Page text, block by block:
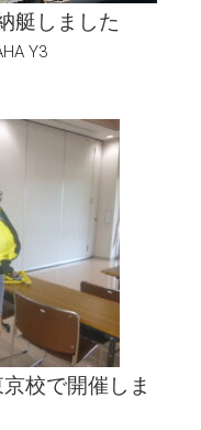
艇しました
Y3
校で開催しま